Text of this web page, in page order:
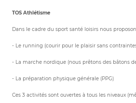
TOS Athlétisme
Dans le cadre du sport santé loisirs nous
- Le running (courir pour le plaisir sans
- La marche nordique (nous prêtons des bâtons
- La préparation physique générale (PPG)
Ces 3 activités sont ouvertes à tous les niveaux